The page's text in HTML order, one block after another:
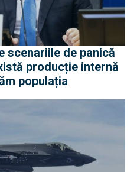
scenariile de panică
producție internă
populația